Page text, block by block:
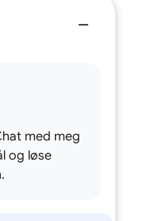
med meg
og løse